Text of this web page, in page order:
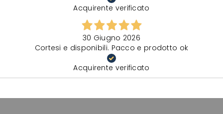
Acquirente verificato
30 Giugno 2026
Cortesi e disponibili. Pacco e prodotto ok
Acquirente verificato